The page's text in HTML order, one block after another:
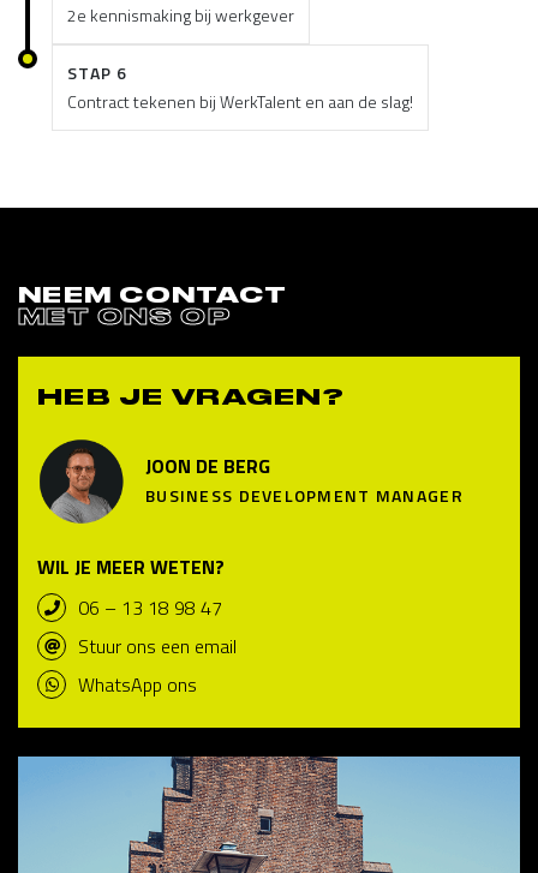
2e kennismaking bij werkgever
STAP 6
Contract tekenen bij WerkTalent en aan de slag!
NEEM CONTACT
MET ONS OP
HEB JE VRAGEN?
JOON DE BERG
BUSINESS DEVELOPMENT MANAGER
WIL JE MEER WETEN?
06 – 13 18 98 47
Stuur ons een email
WhatsApp ons